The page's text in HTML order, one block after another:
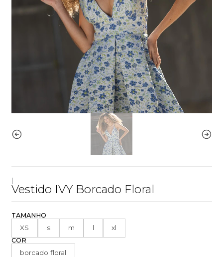
Vestido IVY Borcado Floral
TAMANHO
XS s m l xl
COR
borcado floral